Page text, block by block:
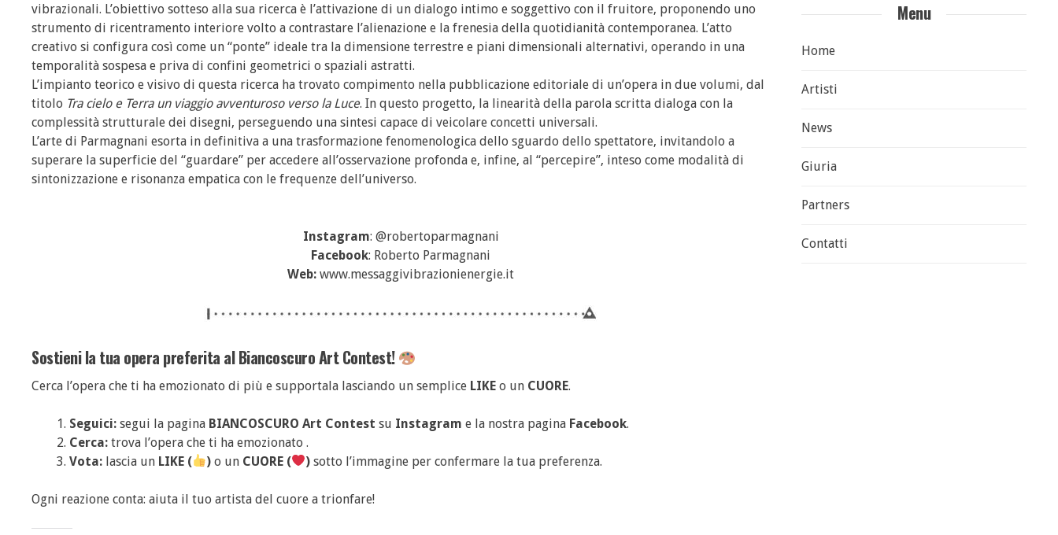
vibrazionali. L’obiettivo sotteso alla sua ricerca è l’attivazione di un dialogo intimo e soggettivo con il fruitore, proponendo uno
strumento di ricentramento interiore volto a contrastare l’alienazione e la frenesia della quotidianità contemporanea. L’atto
creativo si configura così come un “ponte” ideale tra la dimensione terrestre e piani dimensionali alternativi, operando in una
temporalità sospesa e priva di confini geometrici o spaziali astratti.
L’impianto teorico e visivo di questa ricerca ha trovato compimento nella pubblicazione editoriale di un’opera in due volumi, dal
titolo Tra cielo e Terra un viaggio avventuroso verso la Luce. In questo progetto, la linearità della parola scritta dialoga con la
complessità strutturale dei disegni, perseguendo una sintesi capace di veicolare concetti universali.
L’arte di Parmagnani esorta in definitiva a una trasformazione fenomenologica dello sguardo dello spettatore, invitandolo a
superare la superficie del “guardare” per accedere all’osservazione profonda e, infine, al “percepire”, inteso come modalità di
sintonizzazione e risonanza empatica con le frequenze dell’universo.
Instagram: @robertoparmagnani
Facebook: Roberto Parmagnani
Web: www.messaggivibrazionienergie.it
Sostieni la tua opera preferita al Biancoscuro Art Contest!
Cerca l’opera che ti ha emozionato di più e supportala lasciando un semplice LIKE o un CUORE.
Seguici: segui la pagina BIANCOSCURO Art Contest su Instagram e la nostra pagina Facebook.
Cerca: trova l’opera che ti ha emozionato .
Vota: lascia un LIKE ( ) o un CUORE ( ) sotto l’immagine per confermare la tua preferenza.
Ogni reazione conta: aiuta il tuo artista del cuore a trionfare!
Menu
Home
Artisti
News
Giuria
Partners
Contatti